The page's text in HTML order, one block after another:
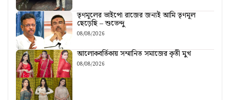
তৃণমূলের ভাইপো রাজের জন্যই আমি তৃণমূল
ছেড়েছি – শুভেন্দু
08/08/2026
আলোকবর্তিকায় সম্মানিত সমাজের কৃতী মুখ
08/08/2026